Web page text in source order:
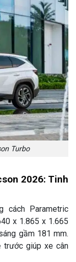
Turbo
2026: Tinh
cách Parametric
x 1.865 x 1.665
gầm 181 mm.
trước giúp xe cân